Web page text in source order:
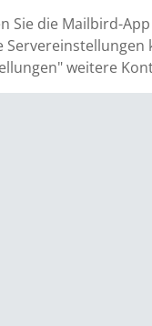
Sie die Mailbird-
weitere